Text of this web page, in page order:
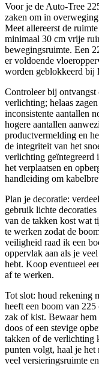
Voor je de Auto‑Tree
zaken om in
Meet allereerst de
minimaal 30 cm vrije
bewegingsruimte. Een
er voldoende
worden geblokkeerd bij
Controleer bij ontvangst
verlichting; helaas
inconsistente aantallen
hogere aantallen
productvermelding en
de integriteit van het
verlichting geïntegreerd
het verplaatsen en
handleiding om
Plan je decoratie:
gebruik lichte
van de takken kost wat
te werken zodat de
veiligheid raad ik een
oppervlak aan als je
hebt. Koop eventueel
af te werken.
Tot slot: houd rekening
heeft een boom van
zak of kist. Bewaar
doos of een stevige
takken of de verlichting
punten volgt, haal je het
veel versieringsruimte